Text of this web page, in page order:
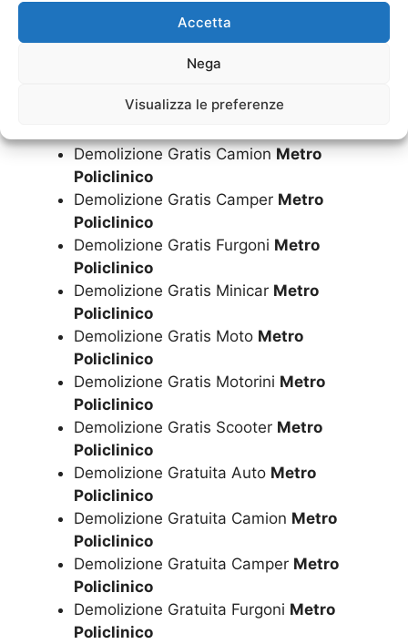
Accetta
Nega
Visualizza le preferenze
Demolizione AutoMetro Policlinico
Demolizione CamionMetro Policlinico
Demolizione Camper
Demolizione Gratis AutoMetro
Demolizione Gratis CamionMetro
Policlinico
Demolizione Gratis Camper Metro
Policlinico
Demolizione Gratis Furgoni Metro
Policlinico
Demolizione Gratis Minicar Metro
Policlinico
Demolizione Gratis Moto Metro
Policlinico
Demolizione Gratis Motorini Metro
Policlinico
Demolizione Gratis Scooter Metro
Policlinico
Demolizione Gratuita Auto Metro
Policlinico
Demolizione Gratuita Camion Metro
Policlinico
Demolizione Gratuita Camper Metro
Policlinico
Demolizione Gratuita Furgoni Metro
Policlinico